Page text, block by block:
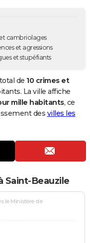
cambriolages
et agressions
et stupéfiants
de 10 crimes et
La ville affiche
mille habitants, ce
des villes les
Saint-Beauzile
le Ministère de